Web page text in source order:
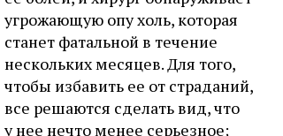
угрожающую опу холь, которая
станет фатальной в течение
нескольких месяцев. Для того,
чтобы избавить ее от страданий,
все решаются сделать вид, что
у нее нечто менее серьезное;